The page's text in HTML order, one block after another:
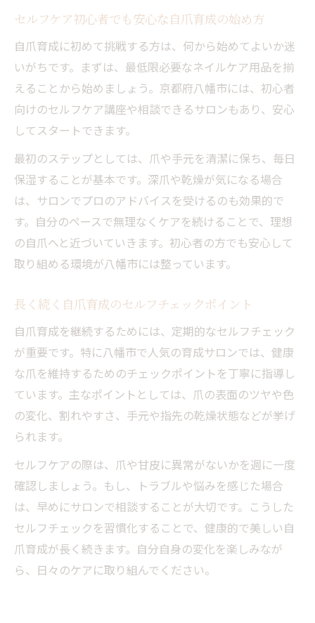
セルフケア初心者でも安心な自爪育成の始め方
自爪育成に初めて挑戦する方は、何から始めてよいか迷
いがちです。まずは、最低限必要なネイルケア用品を揃
えることから始めましょう。京都府八幡市には、初心者
向けのセルフケア講座や相談できるサロンもあり、安心
してスタートできます。
最初のステップとしては、爪や手元を清潔に保ち、毎日
保湿することが基本です。深爪や乾燥が気になる場合
は、サロンでプロのアドバイスを受けるのも効果的で
す。自分のペースで無理なくケアを続けることで、理想
の自爪へと近づいていきます。初心者の方でも安心して
取り組める環境が八幡市には整っています。
長く続く自爪育成のセルフチェックポイント
自爪育成を継続するためには、定期的なセルフチェック
が重要です。特に八幡市で人気の育成サロンでは、健康
な爪を維持するためのチェックポイントを丁寧に指導し
ています。主なポイントとしては、爪の表面のツヤや色
の変化、割れやすさ、手元や指先の乾燥状態などが挙げ
られます。
セルフケアの際は、爪や甘皮に異常がないかを週に一度
確認しましょう。もし、トラブルや悩みを感じた場合
は、早めにサロンで相談することが大切です。こうした
セルフチェックを習慣化することで、健康的で美しい自
爪育成が長く続きます。自分自身の変化を楽しみなが
ら、日々のケアに取り組んでください。